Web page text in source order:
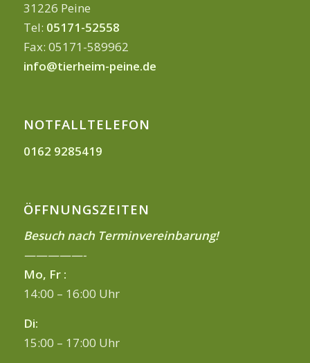
31226 Peine
Tel: 05171-52558
Fax: 05171-589962
info@tierheim-peine.de
NOTFALLTELEFON
0162 9285419
ÖFFNUNGSZEITEN
Besuch nach Terminvereinbarung!
—————-
Mo, Fr :
14:00 – 16:00 Uhr
Di:
15:00 – 17:00 Uhr